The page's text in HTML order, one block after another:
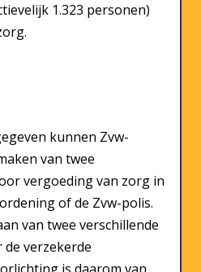
1.323 personen)
kunnen Zvw-
van twee
vergoeding van zorg in
of de Zvw-polis.
van twee verschillende
verzekerde